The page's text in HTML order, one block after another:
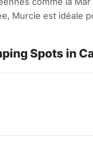
Murcie est idéale
Spots in